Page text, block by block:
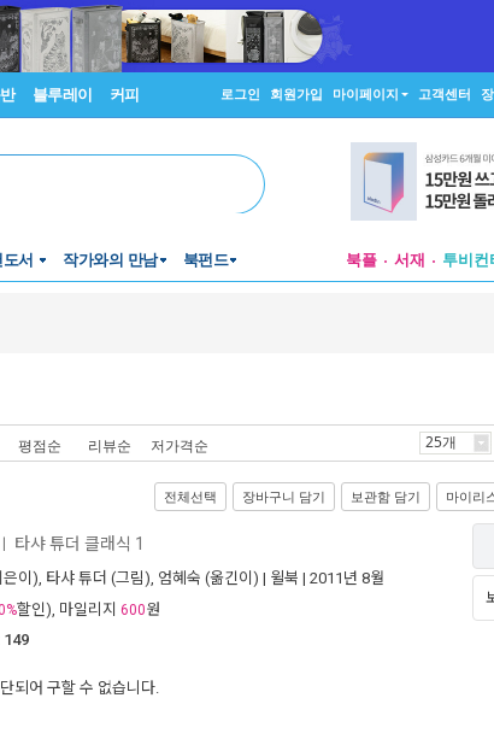
블루레이 커피 로그인 회원가입 마이페이지 고객센터
서 작가와의 만남 북펀드 북플 서재
투비컨
투비
평점순 리뷰순 저가격순 25개
전체선택 장바구니 담기 보관함 담기 마이리
타샤 튜더 클래식 1
은이), 타샤 튜더 (그림), 엄혜숙 (옮긴이) | 윌북 | 2011년 8월
할인), 마일리지 600원
149
되어 구할 수 없습니다.